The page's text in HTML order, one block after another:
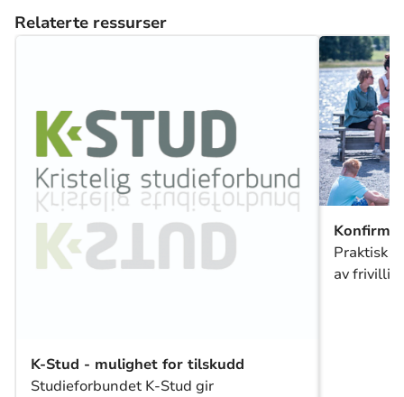
Relaterte ressurser
K-Stud - mulighet for tilskudd
Studieforbundet K-Stud gir
Praktisk
av